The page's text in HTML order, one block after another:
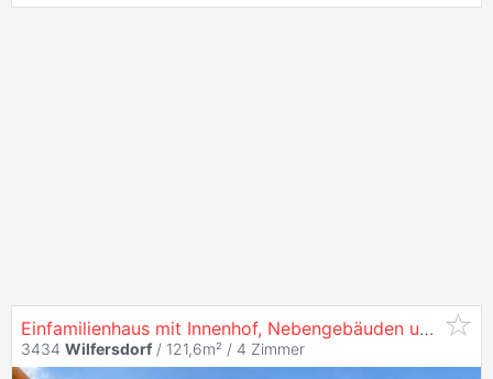
Einfamilienhaus mit Innenhof, Nebengebäuden und Entwicklungspotenzial in
3434 Wilfersdorf / 121,6m² / 4 Zimmer